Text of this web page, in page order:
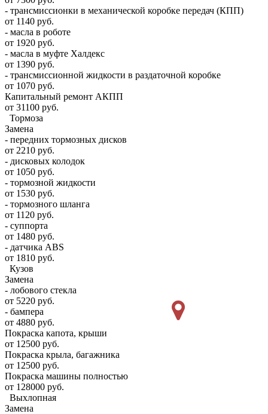
- трансмиссионки в механической коробке передач (КПП)
от 1140 руб.
- масла в роботе
от 1920 руб.
- масла в муфте Халдекс
от 1390 руб.
- трансмиссионной жидкости в раздаточной коробке
от 1070 руб.
Капитальный ремонт АКПП
от 31100 руб.
Тормоза
Замена
- передних тормозных дисков
от 2210 руб.
- дисковых колодок
от 1050 руб.
- тормозной жидкости
от 1530 руб.
- тормозного шланга
от 1120 руб.
- суппорта
от 1480 руб.
- датчика ABS
от 1810 руб.
Кузов
Замена
- лобового стекла
от 5220 руб.
- бампера
от 4880 руб.
Покраска капота, крыши
от 12500 руб.
Покраска крыла, багажника
от 12500 руб.
Покраска машины полностью
от 128000 руб.
Выхлопная
Замена